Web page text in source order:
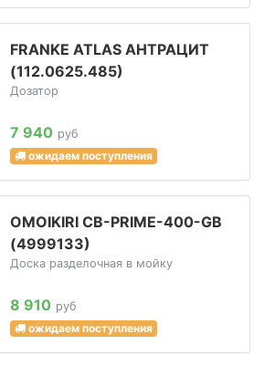
FRANKE ATLAS АНТРАЦИТ
(112.0625.485)
Дозатор
7 940 руб
ожидаем поступления
OMOIKIRI CB-PRIME-400-GB
(4999133)
Доска разделочная в мойку
8 910 руб
ожидаем поступления